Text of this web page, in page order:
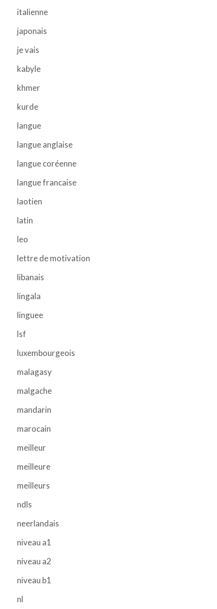
italienne
japonais
je vais
kabyle
khmer
kurde
langue
langue anglaise
langue coréenne
langue francaise
laotien
latin
leo
lettre de motivation
libanais
lingala
linguee
lsf
luxembourgeois
malagasy
malgache
mandarin
marocain
meilleur
meilleure
meilleurs
ndls
neerlandais
niveau a1
niveau a2
niveau b1
nl